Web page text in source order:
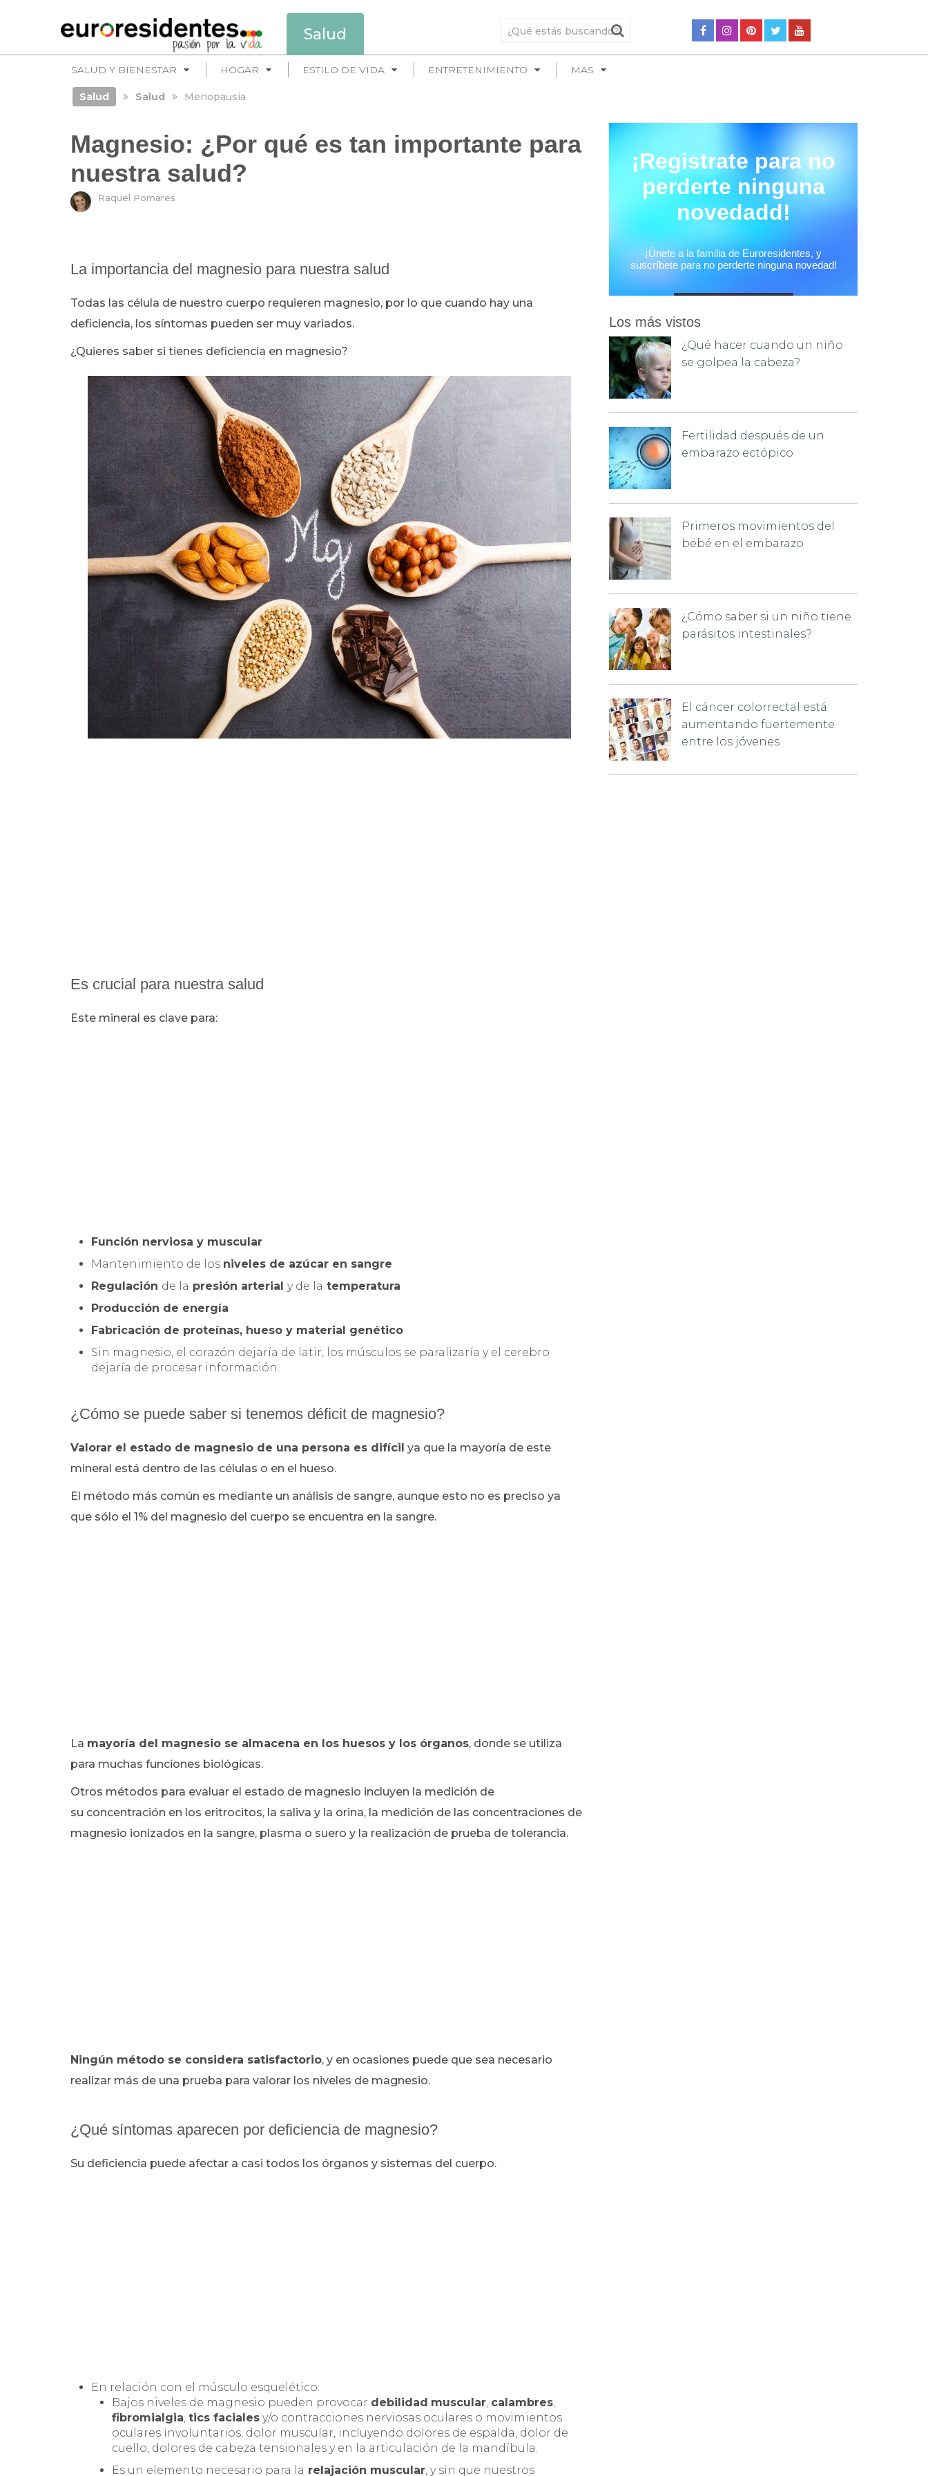
Salud
SALUD Y BIENESTAR HOGAR ESTILO DE VIDA ENTRETENIMIENTO MAS
Salud Salud Menopausia
Magnesio: ¿Por qué es tan importante para
nuestra salud?
Raquel Pomares
La importancia del magnesio para nuestra salud
Todas las célula de nuestro cuerpo requieren magnesio, por lo que cuando hay una
deficiencia, los síntomas pueden ser muy variados.
¿Quieres saber si tienes deficiencia en magnesio?
Es crucial para nuestra salud
Este mineral es clave para:
Función nerviosa y muscular
Mantenimiento de los niveles de azúcar en sangre
Regulación de la presión arterial y de la temperatura
Producción de energía
Fabricación de proteínas, hueso y material genético
Sin magnesio, el corazón dejaría de latir, los músculos se paralizaría y el cerebro
dejaría de procesar información.
¿Cómo se puede saber si tenemos déficit de magnesio?
Valorar el estado de magnesio de una persona es difícil ya que la mayoría de este
mineral está dentro de las células o en el hueso.
El método más común es mediante un análisis de sangre, aunque esto no es preciso ya
que sólo el 1% del magnesio del cuerpo se encuentra en la sangre.
La mayoría del magnesio se almacena en los huesos y los órganos, donde se utiliza
para muchas funciones biológicas.
Otros métodos para evaluar el estado de magnesio incluyen la medición de
su concentración en los eritrocitos, la saliva y la orina, la medición de las concentraciones de
magnesio ionizados en la sangre, plasma o suero y la realización de prueba de tolerancia.
Ningún método se considera satisfactorio, y en ocasiones puede que sea necesario
realizar más de una prueba para valorar los niveles de magnesio.
¿Qué síntomas aparecen por deficiencia de magnesio?
Su deficiencia puede afectar a casi todos los órganos y sistemas del cuerpo.
En relación con el músculo esquelético:
Bajos niveles de magnesio pueden provocar debilidad muscular, calambres,
fibromialgia, tics faciales y/o contracciones nerviosas oculares o movimientos
oculares involuntarios, dolor muscular, incluyendo dolores de espalda, dolor de
cuello, dolores de cabeza tensionales y en la articulación de la mandíbula.
Es un elemento necesario para la relajación muscular, y sin que nuestros
Los más vistos
¿Qué hacer cuando un niño
se golpea la cabeza?
Fertilidad después de un
embarazo ectópico
Primeros movimientos del
bebé en el embarazo
¿Cómo saber si un niño tiene
parásitos intestinales?
El cáncer colorrectal está
aumentando fuertemente
entre los jóvenes